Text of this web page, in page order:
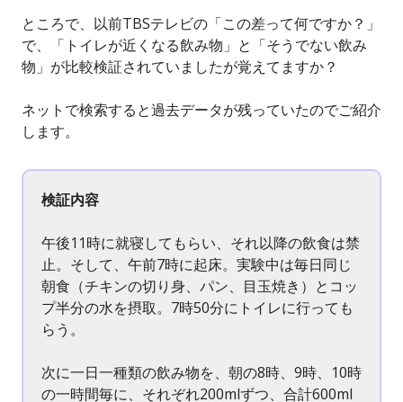
ところで、以前TBSテレビの「この差って何ですか？」
で、「トイレが近くなる飲み物」と「そうでない飲み
物」が比較検証されていましたが覚えてますか？
ネットで検索すると過去データが残っていたのでご紹介
します。
検証内容
午後11時に就寝してもらい、それ以降の飲食は禁
止。そして、午前7時に起床。実験中は毎日同じ
朝食（チキンの切り身、パン、目玉焼き）とコッ
プ半分の水を摂取。7時50分にトイレに行っても
らう。
次に一日一種類の飲み物を、朝の8時、9時、10時
の一時間毎に、それぞれ200mlずつ、合計600ml